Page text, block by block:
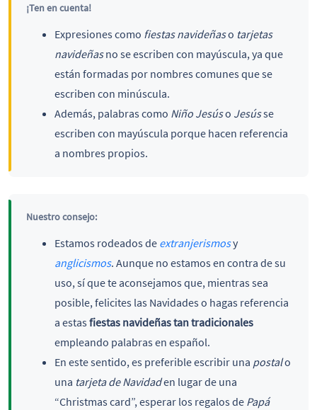
¡Ten en cuenta!
Expresiones como fiestas navideñaso tarjetas
navideñasno se escriben con mayúscula, ya que
están formadas por nombres comunes que se
escriben con minúscula.
Además, palabras como Niño Jesúso Jesússe
escriben con mayúscula porque hacen referencia
a nombres propios.
Nuestro consejo:
Estamos rodeados de extranjerismosy
anglicismos. Aunque no estamos en contra de su
uso, sí que te aconsejamos que, mientras sea
posible, felicites las Navidades o hagas referencia
a estas fiestas navideñas tan tradicionales
empleando palabras en español.
En este sentido, es preferible escribir una postalo
una tarjeta de Navidaden lugar de una
“Christmas card”, esperar los regalos de Papá